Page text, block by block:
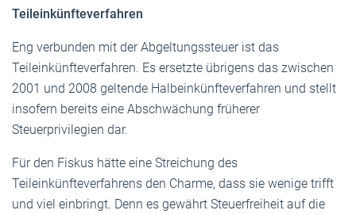
Teileinkünfteverfahren
Eng verbunden mit der Abgeltungssteuer ist das
Teileinkünfteverfahren. Es ersetzte übrigens das zwischen
2001 und 2008 geltende Halbeinkünfteverfahren und stellt
insofern bereits eine Abschwächung früherer
Steuerprivilegien dar.
Für den Fiskus hätte eine Streichung des
Teileinkünfteverfahrens den Charme, dass sie wenige trifft
und viel einbringt. Denn es gewährt Steuerfreiheit auf die